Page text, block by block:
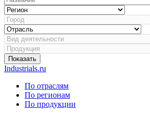
Показать
Industrials.ru
По отраслям
По регионам
По продукции